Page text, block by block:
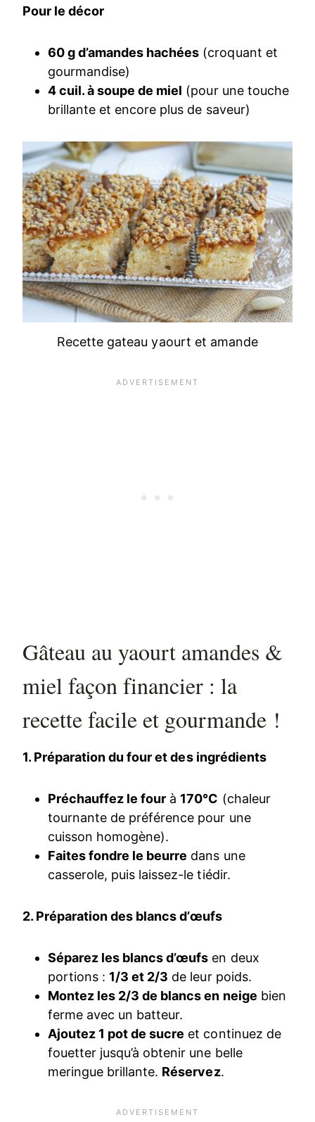
Pour le décor
60 g d’amandes hachées (croquant et
gourmandise)
4 cuil. à soupe de miel (pour une touche
brillante et encore plus de saveur)
Recette gateau yaourt et amande
Gâteau au yaourt amandes &
miel façon financier : la
recette facile et gourmande !
1. Préparation du four et des ingrédients
Préchauffez le four à 170°C (chaleur
tournante de préférence pour une
cuisson homogène).
Faites fondre le beurre dans une
casserole, puis laissez-le tiédir.
2. Préparation des blancs d’œufs
Séparez les blancs d’œufs en deux
portions : 1/3 et 2/3 de leur poids.
Montez les 2/3 de blancs en neige bien
ferme avec un batteur.
Ajoutez 1 pot de sucre et continuez de
fouetter jusqu’à obtenir une belle
meringue brillante. Réservez.